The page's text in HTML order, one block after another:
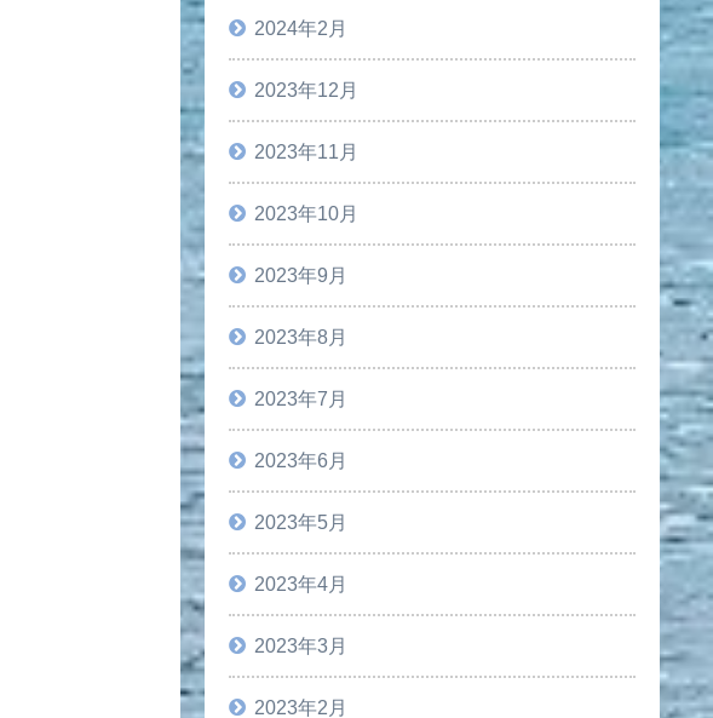
2024年2月
2023年12月
2023年11月
2023年10月
2023年9月
2023年8月
2023年7月
2023年6月
2023年5月
2023年4月
2023年3月
2023年2月